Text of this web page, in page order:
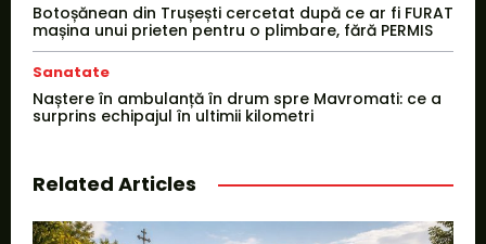
Botoșănean din Trușești cercetat după ce ar fi FURAT
mașina unui prieten pentru o plimbare, fără PERMIS
Sanatate
Naștere în ambulanță în drum spre Mavromati: ce a
surprins echipajul în ultimii kilometri
Related Articles